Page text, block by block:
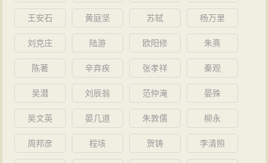
王安石 黄庭坚 苏轼 杨万里
刘克庄 陆游 欧阳修 朱熹
陈著 辛弃疾 张孝祥 秦观
吴潜 刘辰翁 范仲淹 晏殊
吴文英 晏几道 朱敦儒 柳永
周邦彦 程垓 贺铸 李清照